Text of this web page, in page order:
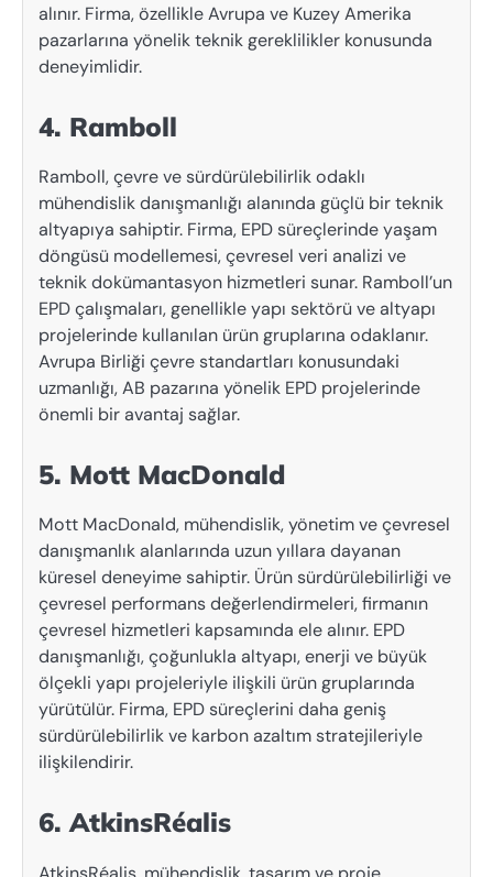
alınır. Firma, özellikle Avrupa ve Kuzey Amerika
pazarlarına yönelik teknik gereklilikler konusunda
deneyimlidir.
4. Ramboll
Ramboll, çevre ve sürdürülebilirlik odaklı
mühendislik danışmanlığı alanında güçlü bir teknik
altyapıya sahiptir. Firma, EPD süreçlerinde yaşam
döngüsü modellemesi, çevresel veri analizi ve
teknik dokümantasyon hizmetleri sunar. Ramboll’un
EPD çalışmaları, genellikle yapı sektörü ve altyapı
projelerinde kullanılan ürün gruplarına odaklanır.
Avrupa Birliği çevre standartları konusundaki
uzmanlığı, AB pazarına yönelik EPD projelerinde
önemli bir avantaj sağlar.
5. Mott MacDonald
Mott MacDonald, mühendislik, yönetim ve çevresel
danışmanlık alanlarında uzun yıllara dayanan
küresel deneyime sahiptir. Ürün sürdürülebilirliği ve
çevresel performans değerlendirmeleri, firmanın
çevresel hizmetleri kapsamında ele alınır. EPD
danışmanlığı, çoğunlukla altyapı, enerji ve büyük
ölçekli yapı projeleriyle ilişkili ürün gruplarında
yürütülür. Firma, EPD süreçlerini daha geniş
sürdürülebilirlik ve karbon azaltım stratejileriyle
ilişkilendirir.
6. AtkinsRéalis